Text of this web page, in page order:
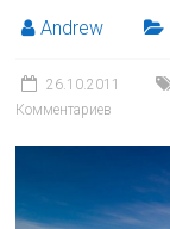
Andrew
26.10.2011
Комментариев